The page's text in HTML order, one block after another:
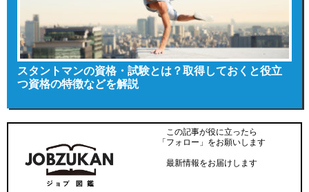
スタントマンの資格・試験とは？取得しておくと役立
つ資格の特徴などを解説
この記事が役に立ったら
「フォロー」をお願いします
最新情報をお届けします